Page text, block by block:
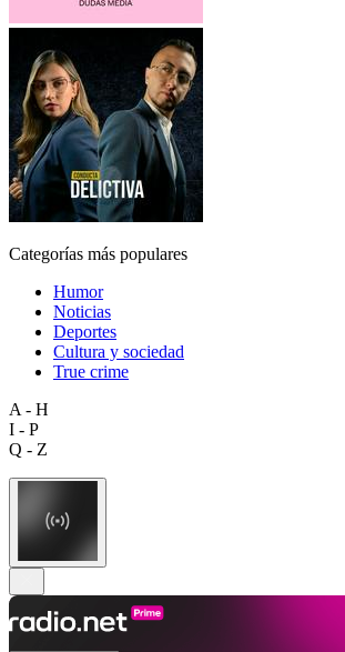
Categorías más populares
Humor
Noticias
Deportes
Cultura y sociedad
True crime
A - H
I - P
Q - Z